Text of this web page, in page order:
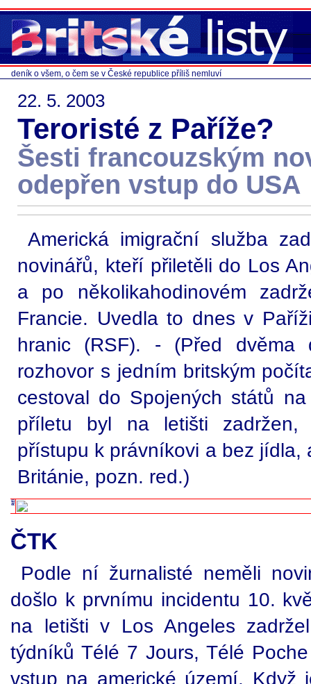
deník o všem, o čem se v České republice příliš nemluví
22. 5. 2003
Teroristé z Paříže?
Šesti francouzským
odepřen vstup do USA
Americká imigrační služba
novinářů, kteří přiletěli do Los
a po několikahodinovém
Francie. Uvedla to dnes v
hranic (RSF). - (Před dvěma
rozhovor s jedním britským
cestoval do Spojených států
příletu byl na letišti
přístupu k právníkovi a bez jídla,
Británie, pozn. red.)
ČTK
Podle ní žurnalisté neměli
došlo k prvnímu incidentu 10.
na letišti v Los Angeles
týdníků Télé 7 Jours, Télé
vstup na americké území. Když